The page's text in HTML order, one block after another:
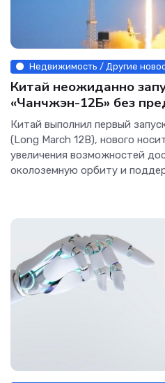
Недвижимость / Другие
Китай неожиданно
«Чанчжэн-12Б» без
уведомлений о
технологии.
Китай выполнил первый
(Long March 12B), нового
увеличения возможностей
околоземную орбиту и
времени